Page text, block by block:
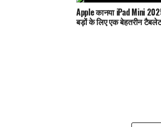
Apple कानया iPad Mini
बड़ों के लिए एक बेहतरीन